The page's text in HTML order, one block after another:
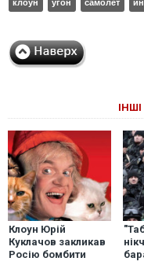
клоун угон самолет
Клоун Юрій
Куклачов закликав
Росію бомбити